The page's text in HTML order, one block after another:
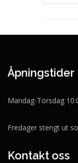
Åpningstider
Mandag-Torsdag
Fredager stengt ut
Kontakt oss